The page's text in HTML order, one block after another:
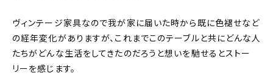
ヴィンテージ家具なので我が家に届いた時から既に色褪せなど
の経年変化がありますが、これまでこのテーブルと共にどんな人
たちがどんな生活をしてきたのだろうと想いを馳せるとストー
リーを感じます。